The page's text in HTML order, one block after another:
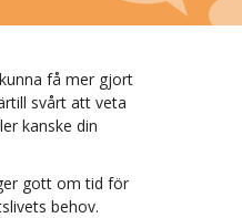
få mer gjort
svårt att veta
kanske din
gott om tid för
behov.